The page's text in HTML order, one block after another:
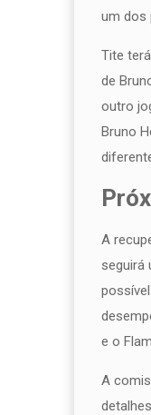
um dos
Tite
de
outro
Bruno
A
seguirá
e o
A